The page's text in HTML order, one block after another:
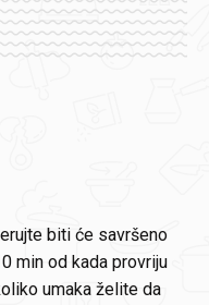
biti će savršeno
min od kada provriju
umaka želite da